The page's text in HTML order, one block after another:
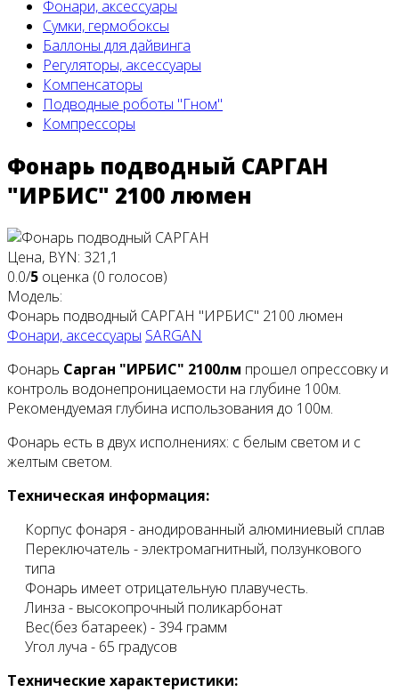
Фонари, аксессуары
Сумки, гермобоксы
Баллоны для дайвинга
Регуляторы, аксессуары
Компенсаторы
Подводные роботы "Гном"
Компрессоры
Фонарь подводный САРГАН
"ИРБИС" 2100 люмен
Цена, BYN: 321,1
0.0/5 оценка (0 голосов)
Модель:
Фонарь подводный САРГАН "ИРБИС" 2100 люмен
Фонари, аксессуары SARGAN
Фонарь Сарган "ИРБИС" 2100лм прошел опрессовку и
контроль водонепроницаемости на глубине 100м.
Рекомендуемая глубина использования до 100м.
Фонарь есть в двух исполнениях: с белым светом и с
желтым светом.
Техническая информация:
Корпус фонаря - анодированный алюминиевый сплав
Переключатель - электромагнитный, ползункового
типа
Фонарь имеет отрицательную плавучесть.
Линза - высокопрочный поликарбонат
Вес(без батареек) - 394 грамм
Угол луча - 65 градусов
Технические характеристики: